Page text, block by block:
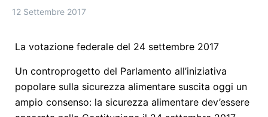
12 Settembre 2017
La votazione federale del 24 settembre 2017
Un controprogetto del Parlamento all’iniziativa
popolare sulla sicurezza alimentare suscita oggi un
ampio consenso: la sicurezza alimentare dev’essere